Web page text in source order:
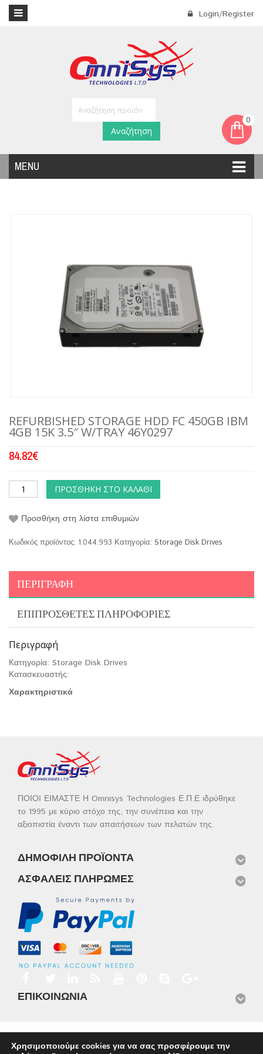
Login/Register
0
MENU
Αναζήτηση
REFURBISHED STORAGE HDD FC 450GB IBM
4GB 15K 3.5″ W/TRAY 46Y0297
84.82€
ΠΡΟΣΘΉΚΗ ΣΤΟ ΚΑΛΆΘΙ
Προσθήκη στη λίστα επιθυμιών
Κωδικός προϊόντος: 1.044.993 Κατηγορία: Storage Disk Drives
ΠΕΡΙΓΡΑΦΉ
ΕΠΙΠΡΌΣΘΕΤΕΣ ΠΛΗΡΟΦΟΡΊΕΣ
Περιγραφή
Κατηγορία: Storage Disk Drives
Κατασκευαστής:
Χαρακτηριστικά
ΠΟΙΟΙ ΕΙΜΑΣΤΕ Η Omnisys Technologies Ε.Π.Ε ιδρύθηκε
το 1995 με κύριο στόχο της, την συνέπεια και την
αξιοπιστία έναντι των απαιτήσεων των πελατών της.
ΔΗΜΟΦΙΛΉ ΠΡΟΪΌΝΤΑ
ΑΣΦΑΛΕΊΣ ΠΛΗΡΩΜΈΣ
ΕΠΙΚΟΙΝΩΝΊΑ
Προϊόντα
Φωτογραφίες
Service
Εταιρικό Προφίλ Επικοινωνία
Χρησιμοποιούμε cookies για να σας προσφέρουμε την